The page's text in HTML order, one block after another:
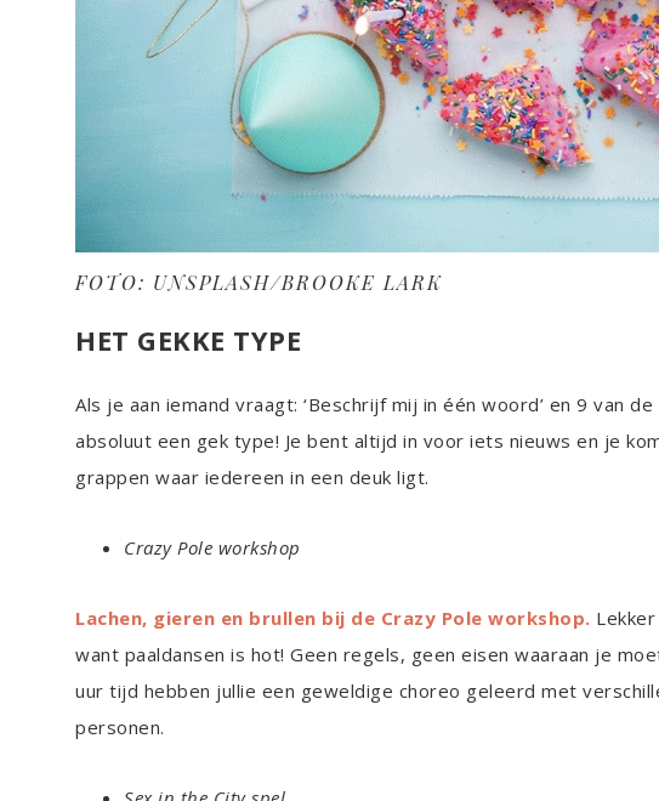
FOTO: UNSPLASH/BROOKE LARK
HET GEKKE TYPE
Als je aan iemand vraagt: ‘Beschrijf mij in één woord’ en 9 van
absoluut een gek type! Je bent altijd in voor iets nieuws en je
grappen waar iedereen in een deuk ligt.
Crazy Pole workshop
Lachen, gieren en brullen bij de Crazy Pole workshop.
want paaldansen is hot! Geen regels, geen eisen waaraan je
uur tijd hebben jullie een geweldige choreo geleerd met
personen.